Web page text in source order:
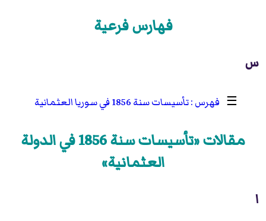
فهارس فرعية
س
☰ تأسيسات سنة 1856 في سوريا العثمانية
مقالات «تأسيسات سنة 1856 في الدولة
العثمانية»
ا